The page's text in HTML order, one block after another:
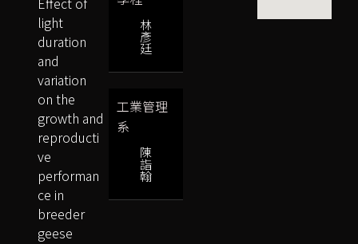
林
彥
廷
工業管理
系
陳
詣
翰
light
duration
and
variation
on the
growth and
reproducti
ve
performan
ce in
breeder
geese